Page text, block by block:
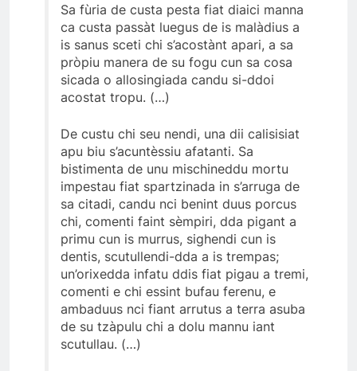
Sa fùria de custa pesta fiat diaici manna
ca custa passàt luegus de is malàdius a
is sanus sceti chi s’acostànt apari, a sa
pròpiu manera de su fogu cun sa cosa
sicada o allosingiada candu si-ddoi
acostat tropu. (…)
De custu chi seu nendi, una dii calisisiat
apu biu s’acuntèssiu afatanti. Sa
bistimenta de unu mischineddu mortu
impestau fiat spartzinada in s’arruga de
sa citadi, candu nci benint duus porcus
chi, comenti faint sèmpiri, dda pigant a
primu cun is murrus, sighendi cun is
dentis, scutullendi-dda a is trempas;
un’orixedda infatu ddis fiat pigau a tremi,
comenti e chi essint bufau ferenu, e
ambaduus nci fiant arrutus a terra asuba
de su tzàpulu chi a dolu mannu iant
scutullau. (…)